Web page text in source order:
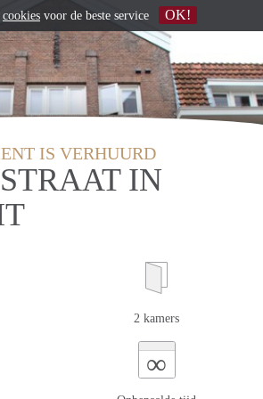
IS VERHUURD
IN
2 kamers
∞
cookies voor de beste service OK!